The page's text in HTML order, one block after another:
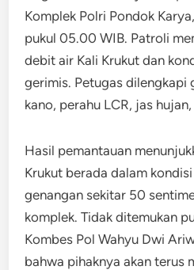
Komplek Polri Pondok
pukul 05.00 WIB. Patroli
debit air Kali Krukut dan
gerimis. Petugas dilengkapi
kano, perahu LCR, jas
Hasil pemantauan
Krukut berada dalam
genangan sekitar 50
komplek. Tidak ditemukan
Kombes Pol Wahyu Dwi
bahwa pihaknya akan terus